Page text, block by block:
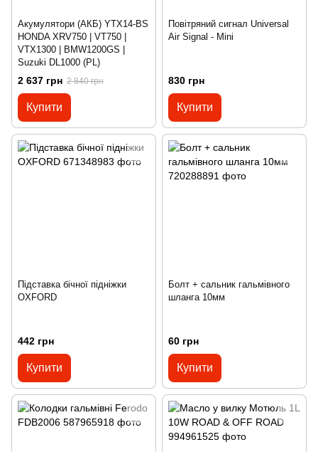
Акумулятори (АКБ) YTX14-BS
HONDA XRV750 | VT750 |
VTX1300 | BMW1200GS |
Suzuki DL1000 (PL)
2 637 грн 2 840 грн
Купити
Повітряний сигнал Universal
Air Signal - Mini
830 грн
Купити
Підставка бічної підніжки
OXFORD
442 грн
Купити
Болт + сальник гальмівного
шланга 10мм
60 грн
Купити